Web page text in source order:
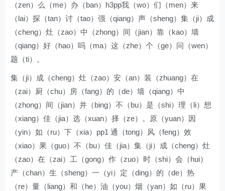
（zen）么（me）办（ban）h3pp我（wo）们（men）来
（lai）探（tan）讨（tao）强（qiang）声（sheng）集（ji）成
（cheng）灶（zao）中（zhong）间（jian）靠（kao）墙
（qiang）好（hao）吗（ma）这（zhe）个（ge）问（wen）
题（ti）。
集（ji）成（cheng）灶（zao）安（an）装（zhuang）在
（zai）厨（chu）房（fang）的（de）墙（qiang）中
（zhong）间（jian）并（bing）不（bu）是（shi）理（li）想
（xiang）佳（jia）选（xuan）择（ze）。原（yuan）因
（yin）如（ru）下（xia）pp1 通（tong）风（feng）效
（xiao）果（guo）不（bu）佳（jia）集（ji）成（cheng）灶
（zao）在（zai）工（gong）作（zuo）时（shi）会（hui）
产（chan）生（sheng）一（yi）定（ding）的（de）热
（re）量（liang）和（he）油（you）烟（yan）如（ru）果